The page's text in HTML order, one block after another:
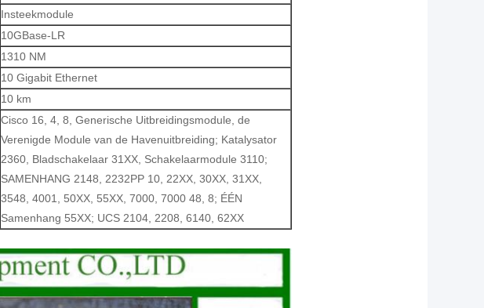
Insteekmodule
10GBase-LR
1310 NM
10 Gigabit Ethernet
10 km
Cisco 16, 4, 8, Generische Uitbreidingsmodule, de
Verenigde Module van de Havenuitbreiding; Katalysator
2360, Bladschakelaar 31XX, Schakelaarmodule 3110;
SAMENHANG 2148, 2232PP 10, 22XX, 30XX, 31XX,
3548, 4001, 50XX, 55XX, 7000, 7000 48, 8; ÉÉN
Samenhang 55XX; UCS 2104, 2208, 6140, 62XX